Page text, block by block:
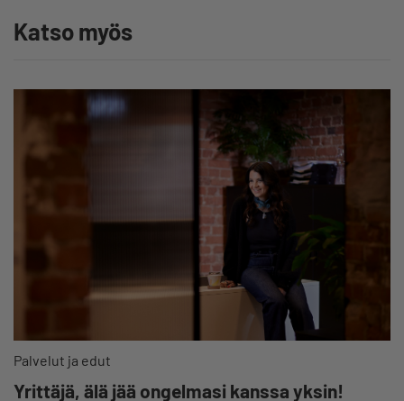
Katso myös
Palvelut ja edut
Yrittäjä, älä jää ongelmasi kanssa yksin!